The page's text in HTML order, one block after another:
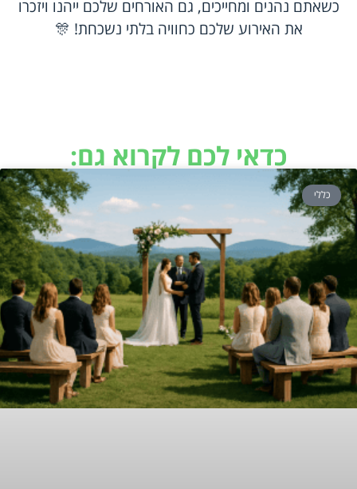
כשאתם נהנים ומחייכים, גם האורחים שלכם ייהנו ויזכרו
את האירוע שלכם כחוויה בלתי נשכחת! 🎊
כדאי לכם לקרוא גם:
כללי